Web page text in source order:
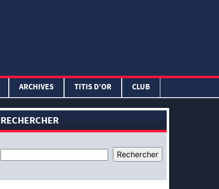
ARCHIVES TITIS D’OR CLUB
RECHERCHER